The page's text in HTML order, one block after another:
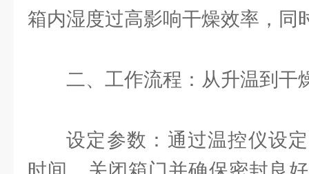
箱内湿度过高影响干燥效率，同
二、工作流程：从升温到干
设定参数：通过温控仪设